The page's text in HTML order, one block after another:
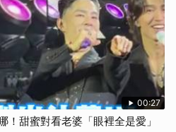
00:27
！甜蜜對看老婆「眼裡全是愛」